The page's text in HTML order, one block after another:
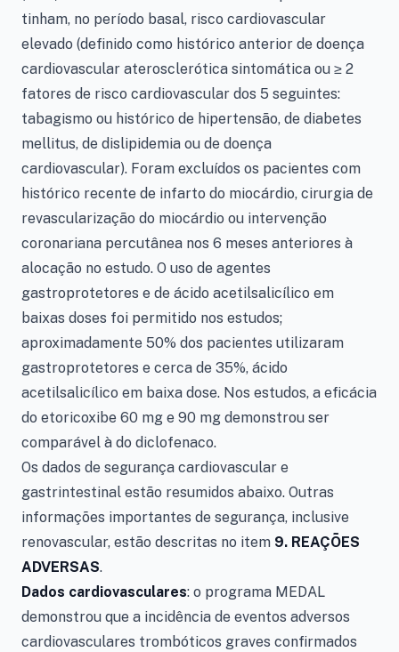
tinham, no período basal, risco cardiovascular
elevado (definido como histórico anterior de doença
cardiovascular aterosclerótica sintomática ou ≥ 2
fatores de risco cardiovascular dos 5 seguintes:
tabagismo ou histórico de hipertensão, de diabetes
mellitus, de dislipidemia ou de doença
cardiovascular). Foram excluídos os pacientes com
histórico recente de infarto do miocárdio, cirurgia de
revascularização do miocárdio ou intervenção
coronariana percutânea nos 6 meses anteriores à
alocação no estudo. O uso de agentes
gastroprotetores e de ácido acetilsalicílico em
baixas doses foi permitido nos estudos;
aproximadamente 50% dos pacientes utilizaram
gastroprotetores e cerca de 35%, ácido
acetilsalicílico em baixa dose. Nos estudos, a eficácia
do etoricoxibe 60 mg e 90 mg demonstrou ser
comparável à do diclofenaco.
Os dados de segurança cardiovascular e
gastrintestinal estão resumidos abaixo. Outras
informações importantes de segurança, inclusive
renovascular, estão descritas no item 9. REAÇÕES
ADVERSAS.
Dados cardiovasculares: o programa MEDAL
demonstrou que a incidência de eventos adversos
cardiovasculares trombóticos graves confirmados